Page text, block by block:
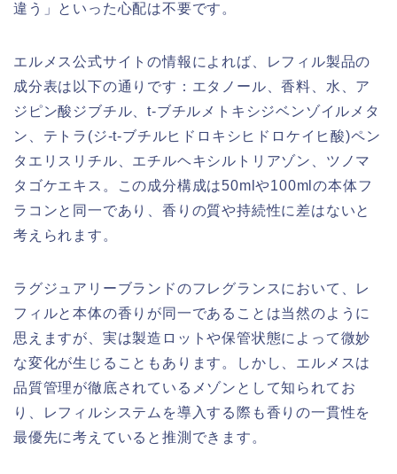
違う」といった心配は不要です。
エルメス公式サイトの情報によれば、レフィル製品の
成分表は以下の通りです：エタノール、香料、水、ア
ジピン酸ジブチル、t-ブチルメトキシジベンゾイルメタ
ン、テトラ(ジ-t-ブチルヒドロキシヒドロケイヒ酸)ペン
タエリスリチル、エチルヘキシルトリアゾン、ツノマ
タゴケエキス。この成分構成は50mlや100mlの本体フ
ラコンと同一であり、香りの質や持続性に差はないと
考えられます。
ラグジュアリーブランドのフレグランスにおいて、レ
フィルと本体の香りが同一であることは当然のように
思えますが、実は製造ロットや保管状態によって微妙
な変化が生じることもあります。しかし、エルメスは
品質管理が徹底されているメゾンとして知られてお
り、レフィルシステムを導入する際も香りの一貫性を
最優先に考えていると推測できます。